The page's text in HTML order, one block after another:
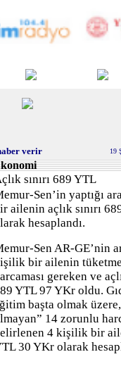
verir 19
sınırı 689 YTL
Sen’in yaptığı
ailenin açlık sınırı
hesaplandı.
Sen AR-GE’nin
bir ailenin
gereken ve
YTL 97 YKr oldu.
başta olmak
14 zorunlu
4 kişilik bir
30 YKr olarak